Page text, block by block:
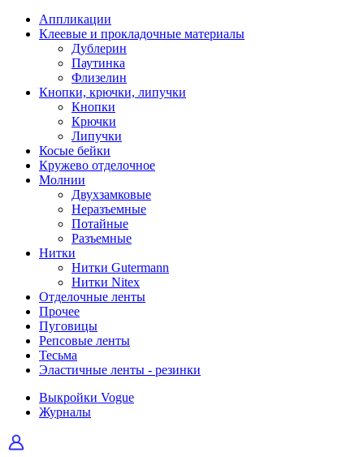
Аппликации
Клеевые и прокладочные материалы
Дублерин
Паутинка
Флизелин
Кнопки, крючки, липучки
Кнопки
Крючки
Липучки
Косые бейки
Кружево отделочное
Молнии
Двухзамковые
Неразъемные
Потайные
Разъемные
Нитки
Нитки Gutermann
Нитки Nitex
Отделочные ленты
Прочее
Пуговицы
Репсовые ленты
Тесьма
Эластичные ленты - резинки
Выкройки Vogue
Журналы